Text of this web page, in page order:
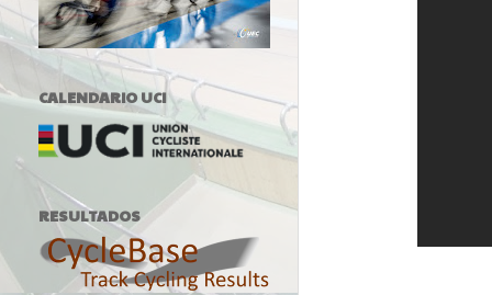
CALENDARIO UCI
RESULTADOS